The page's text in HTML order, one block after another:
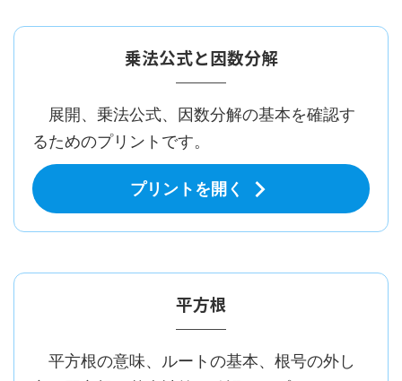
乗法公式と因数分解
展開、乗法公式、因数分解の基本を確認す
るためのプリントです。
プリントを開く
平方根
平方根の意味、ルートの基本、根号の外し